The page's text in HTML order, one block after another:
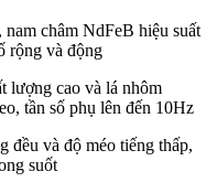
châm NdFeB hiệu suất
rộng và động
lượng cao và lá nhôm
tần số phụ lên đến 10Hz
đều và độ méo tiếng thấp,
suốt